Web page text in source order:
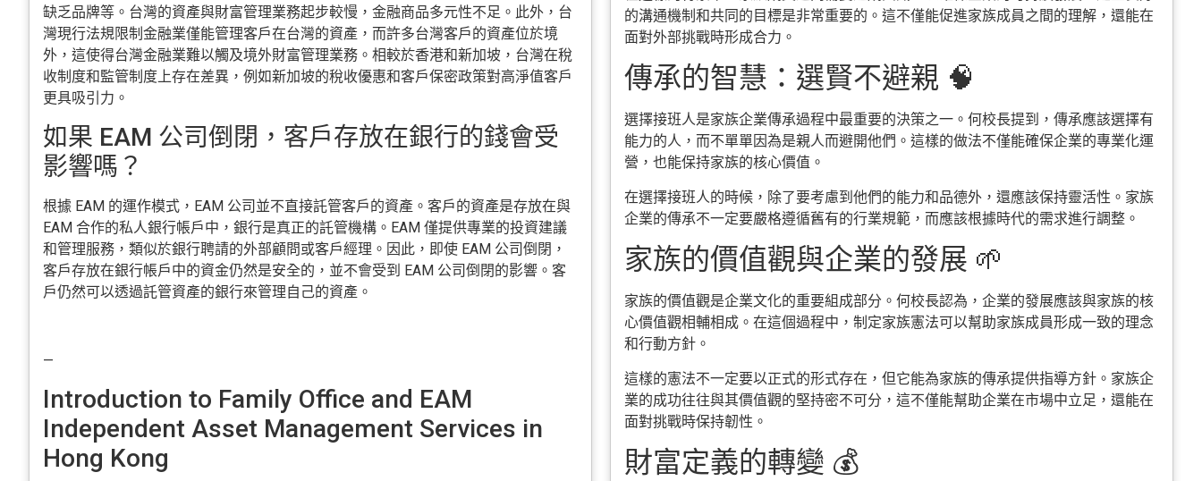
缺乏品牌等。台灣的資產與財富管理業務起步較慢，金融商品多元性不足。此外，台
灣現行法規限制金融業僅能管理客戶在台灣的資產，而許多台灣客戶的資產位於境
外，這使得台灣金融業難以觸及境外財富管理業務。相較於香港和新加坡，台灣在稅
收制度和監管制度上存在差異，例如新加坡的稅收優惠和客戶保密政策對高淨值客戶
更具吸引力。
如果 EAM 公司倒閉，客戶存放在銀行的錢會受
影響嗎？
根據 EAM 的運作模式，EAM 公司並不直接託管客戶的資產。客戶的資產是存放在與
EAM 合作的私人銀行帳戶中，銀行是真正的託管機構。EAM 僅提供專業的投資建議
和管理服務，類似於銀行聘請的外部顧問或客戶經理。因此，即使 EAM 公司倒閉，
客戶存放在銀行帳戶中的資金仍然是安全的，並不會受到 EAM 公司倒閉的影響。客
戶仍然可以透過託管資產的銀行來管理自己的資產。
—
Introduction to Family Office and EAM
Independent Asset Management Services in
Hong Kong
的溝通機制和共同的目標是非常重要的。這不僅能促進家族成員之間的理解，還能在
面對外部挑戰時形成合力。
傳承的智慧：選賢不避親 🧠
選擇接班人是家族企業傳承過程中最重要的決策之一。何校長提到，傳承應該選擇有
能力的人，而不單單因為是親人而避開他們。這樣的做法不僅能確保企業的專業化運
營，也能保持家族的核心價值。
在選擇接班人的時候，除了要考慮到他們的能力和品德外，還應該保持靈活性。家族
企業的傳承不一定要嚴格遵循舊有的行業規範，而應該根據時代的需求進行調整。
家族的價值觀與企業的發展 🌱
家族的價值觀是企業文化的重要組成部分。何校長認為，企業的發展應該與家族的核
心價值觀相輔相成。在這個過程中，制定家族憲法可以幫助家族成員形成一致的理念
和行動方針。
這樣的憲法不一定要以正式的形式存在，但它能為家族的傳承提供指導方針。家族企
業的成功往往與其價值觀的堅持密不可分，這不僅能幫助企業在市場中立足，還能在
面對挑戰時保持韌性。
財富定義的轉變 💰